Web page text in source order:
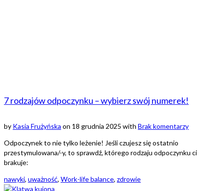
7 rodzajów odpoczynku – wybierz swój numerek!
by Kasia Frużyńska on 18 grudnia 2025 with Brak komentarzy
Odpoczynek to nie tylko leżenie! Jeśli czujesz się ostatnio
przestymulowana/-y, to sprawdź, którego rodzaju odpoczynku ci
brakuje:
nawyki, uważność, Work-life balance, zdrowie